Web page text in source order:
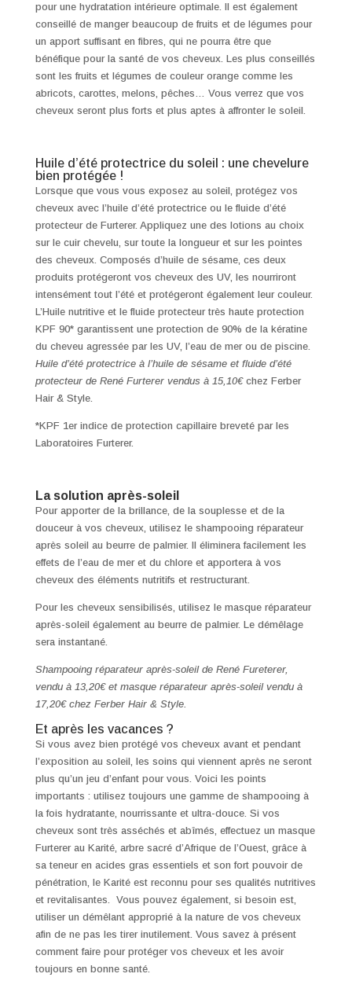
pour une hydratation intérieure optimale. Il est également
conseillé de manger beaucoup de fruits et de légumes pour
un apport suffisant en fibres, qui ne pourra être que
bénéfique pour la santé de vos cheveux. Les plus conseillés
sont les fruits et légumes de couleur orange comme les
abricots, carottes, melons, pêches… Vous verrez que vos
cheveux seront plus forts et plus aptes à affronter le soleil.
Huile d’été protectrice du soleil : une chevelure
bien protégée !
Lorsque que vous vous exposez au soleil, protégez vos
cheveux avec l’huile d’été protectrice ou le fluide d’été
protecteur de Furterer. Appliquez une des lotions au choix
sur le cuir chevelu, sur toute la longueur et sur les pointes
des cheveux. Composés d’huile de sésame, ces deux
produits protégeront vos cheveux des UV, les nourriront
intensément tout l’été et protégeront également leur couleur.
L’Huile nutritive et le fluide protecteur très haute protection
KPF 90* garantissent une protection de 90% de la kératine
du cheveu agressée par les UV, l’eau de mer ou de piscine.
Huile d’été protectrice à l’huile de sésame et fluide d’été
protecteur de René Furterer vendus à 15,10€ chez Ferber
Hair & Style.
*KPF 1er indice de protection capillaire breveté par les
Laboratoires Furterer.
La solution après-soleil
Pour apporter de la brillance, de la souplesse et de la
douceur à vos cheveux, utilisez le shampooing réparateur
après soleil au beurre de palmier. Il éliminera facilement les
effets de l’eau de mer et du chlore et apportera à vos
cheveux des éléments nutritifs et restructurant.
Pour les cheveux sensibilisés, utilisez le masque réparateur
après-soleil également au beurre de palmier. Le démêlage
sera instantané.
Shampooing réparateur après-soleil de René Fureterer,
vendu à 13,20€ et masque réparateur après-soleil vendu à
17,20€ chez Ferber Hair & Style.
Et après les vacances ?
Si vous avez bien protégé vos cheveux avant et pendant
l’exposition au soleil, les soins qui viennent après ne seront
plus qu’un jeu d’enfant pour vous. Voici les points
importants : utilisez toujours une gamme de shampooing à
la fois hydratante, nourrissante et ultra-douce. Si vos
cheveux sont très asséchés et abîmés, effectuez un masque
Furterer au Karité, arbre sacré d’Afrique de l’Ouest, grâce à
sa teneur en acides gras essentiels et son fort pouvoir de
pénétration, le Karité est reconnu pour ses qualités nutritives
et revitalisantes. Vous pouvez également, si besoin est,
utiliser un démêlant approprié à la nature de vos cheveux
afin de ne pas les tirer inutilement. Vous savez à présent
comment faire pour protéger vos cheveux et les avoir
toujours en bonne santé.